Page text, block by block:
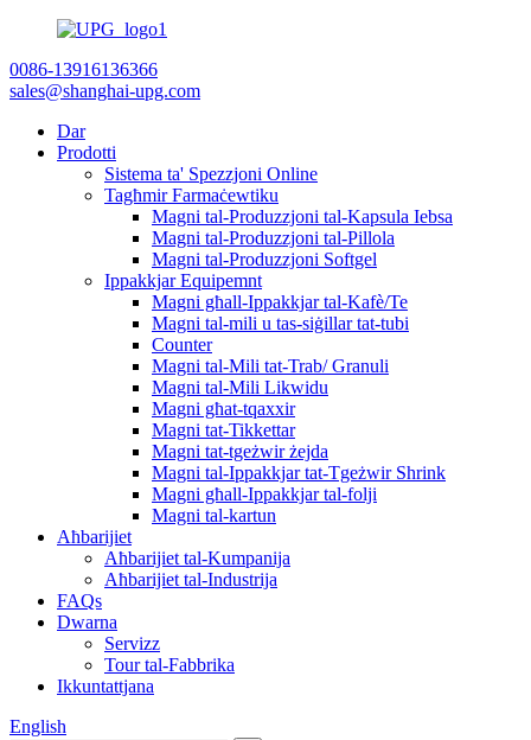
0086-13916136366
sales@shanghai-upg.com
Dar
Prodotti
Sistema ta' Spezzjoni Online
Tagħmir Farmaċewtiku
Magni tal-Produzzjoni tal-Kapsula Iebsa
Magni tal-Produzzjoni tal-Pillola
Magni tal-Produzzjoni Softgel
Ippakkjar Equipemnt
Magni għall-Ippakkjar tal-Kafè/Te
Magni tal-mili u tas-siġillar tat-tubi
Counter
Magni tal-Mili tat-Trab/ Granuli
Magni tal-Mili Likwidu
Magni għat-tqaxxir
Magni tat-Tikkettar
Magni tat-tgeżwir żejda
Magni tal-Ippakkjar tat-Tgeżwir Shrink
Magni għall-Ippakkjar tal-folji
Magni tal-kartun
Aħbarijiet
Aħbarijiet tal-Kumpanija
Aħbarijiet tal-Industrija
FAQs
Dwarna
Servizz
Tour tal-Fabbrika
Ikkuntattjana
English